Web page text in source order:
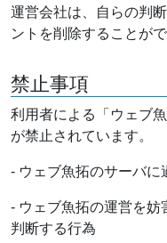
運営会社は、自らの判
ントを削除することが
禁止事項
利用者による「ウェブ
が禁止されています。
- ウェブ魚拓のサーバに
- ウェブ魚拓の運営を妨
判断する行為